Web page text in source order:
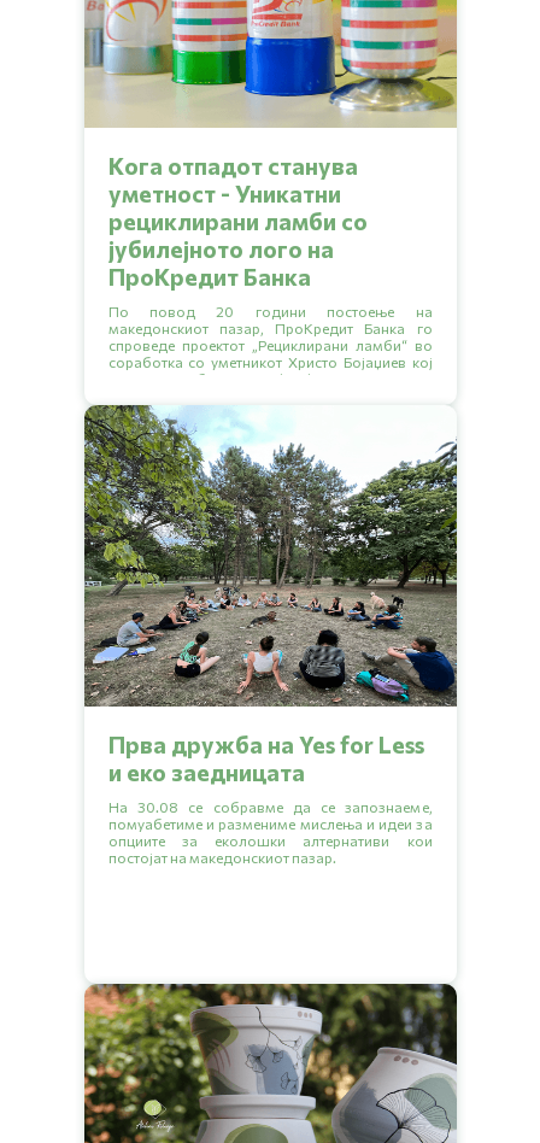
Kога отпадот станува
уметност - Уникатни
рециклирани ламби со
јубилејното лого на
ПроКредит Банка
По повод 20 години постоење на
македонскиот пазар, ПроКредит Банка го
спроведе проектот „Рециклирани ламби“ во
соработка со уметникот Христо Бојаџиев кој
стои позади брендот 2nd cycle.
Прва дружба на Yes for Less
и еко заедницата
На 30.08 се собравме да се запознаеме,
помуабетиме и размениме мислења и идеи за
опциите за еколошки алтернативи кои
постојат на македонскиот пазар.